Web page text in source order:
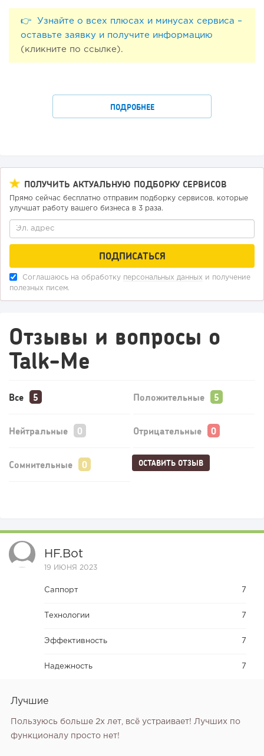
👉 Узнайте о всех плюсах и минусах сервиса –
оставьте заявку и получите информацию
(кликните по ссылке).
ПОДРОБНЕЕ
ПОЛУЧИТЬ АКТУАЛЬНУЮ ПОДБОРКУ СЕРВИСОВ
Прямо сейчас бесплатно отправим подборку сервисов, которые
улучшат работу вашего бизнеса в 3 раза.
Соглашаюсь на обработку персональных данных и получение
полезных писем.
Отзывы и вопросы о
Talk-Me
Все Положительные
Нейтральные Отрицательные
Сомнительные ОСТАВИТЬ ОТЗЫВ
HF.bot
19 ИЮНЯ 2023
Саппорт 7
Технологии 7
Эффективность 7
Надежность 7
Лучшие
Пользуюсь больше 2х лет, всё устраивает! Лучших по
функционалу просто нет!